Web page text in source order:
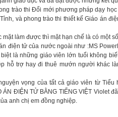
trào thi Đổi mới phương pháp dạy học
và phong trào thi thiết kế Giáo án
làm được thì mặt hạn chế là có một
điện tử của nước ngoài như :MS
là những giáo viên lớn tuổi không
hỗ trợ hayđi thuê mướn người khác
vọng của tất cả giáo viên từ Tiểu
ÁN ĐIỆN TỬ BẰNG TIẾNG VIỆT Violetđã
anh chị em đồng nghiệp.